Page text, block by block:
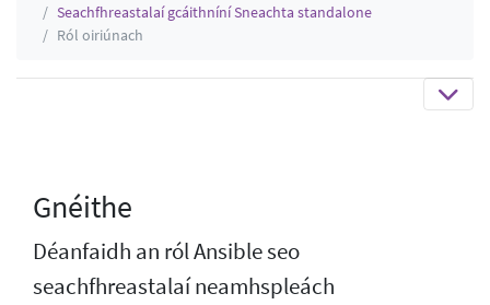
Seachfhreastalaí gcáithníní Sneachta standalone
Ról oiriúnach
Gnéithe
Déanfaidh an ról Ansible seo
seachfhreastalaí neamhspleách